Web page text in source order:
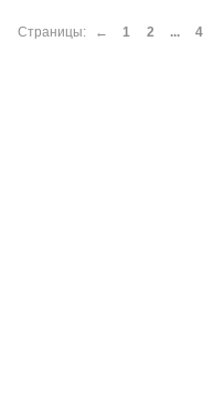
Страницы: ← 1 2 ... 4